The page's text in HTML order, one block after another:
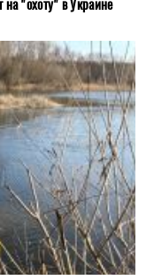
на "охоту" в Украине